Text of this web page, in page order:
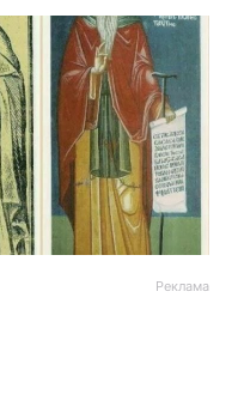
Реклама